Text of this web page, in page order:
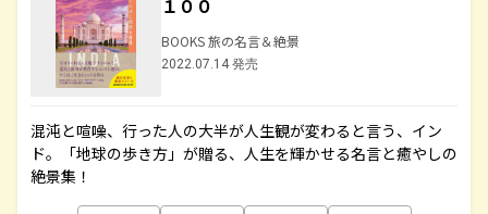
１００
BOOKS 旅の名言＆絶景
2022.07.14 発売
混沌と喧噪、行った人の大半が人生観が変わると言う、イン
ド。「地球の歩き方」が贈る、人生を輝かせる名言と癒やしの
絶景集！